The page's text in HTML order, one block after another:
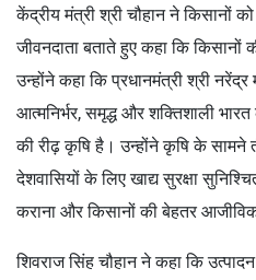
केंद्रीय मंत्री श्री चौहान ने किसानों
जीवनदाता बताते हुए कहा कि किसानों
उन्होंने कहा कि प्रधानमंत्री श्री
आत्मनिर्भर, समृद्ध और शक्तिशाली
की रीढ़ कृषि है। उन्होंने कृषि के
देशवासियों के लिए खाद्य सुरक्षा
कराना और किसानों की बेहतर
शिवराज सिंह चौहान ने कहा कि